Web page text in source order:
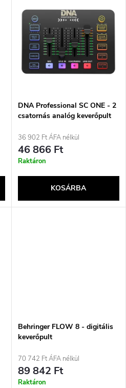
DNA Professional SC ONE - 2
csatornás analóg keverőpult
36 902 Ft ÁFA nélkül
46 866 Ft
Raktáron
KOSÁRBA
Behringer FLOW 8 - digitális
keverőpult
70 742 Ft ÁFA nélkül
89 842 Ft
Raktáron